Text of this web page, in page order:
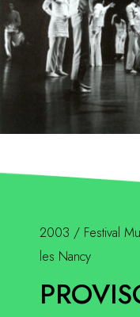
2003 / Festival
les Nancy